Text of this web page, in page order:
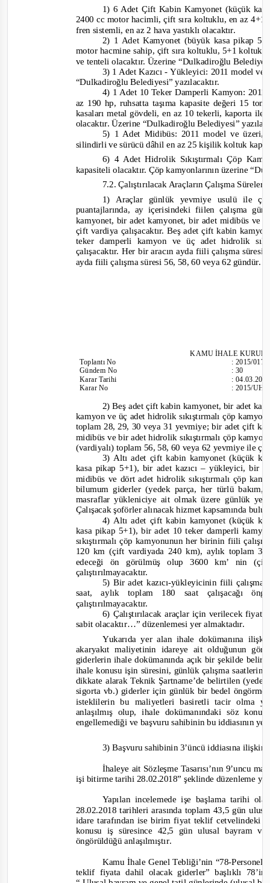
1) 6 Adet Çift Kabin Kamyonet (küçük
2400 cc motor hacimli, çift sıra koltuklu, en az
fren sistemli, en az 2 hava yastıklı olacaktır.
2) 1 Adet Kamyonet (büyük kasa pikap
motor hacmine sahip, çift sıra koltuklu, 5+1 koltuk
ve tenteli olacaktır. Üzerine “Dulkadiroğlu
3) 1 Adet Kazıcı-Yükleyici: 2011 model ve
“Dulkadiroğlu Belediyesi” yazılacaktır.
4) 1 Adet 10 Teker Damperli Kamyon: 2011
az 190 hp, ruhsatta taşıma kapasite değeri 15
kasaları metal gövdeli, en az 10 tekerli, kaporta ile
olacaktır. Üzerine “Dulkadiroğlu Belediyesi”
5) 1 Adet Midibüs: 2011 model ve
silindirli ve sürücü dâhil en az 25 kişilik koltuk
6) 4 AdetHidrolik Sıkıştırmalı Çöp
kapasiteli olacaktır. Çöp kamyonlarının üzerine
7.2. Çalıştırılacak Araçların Çalışma
1) Araçlar günlük yevmiye usulü ile
puantajlarında, ay içerisindeki fiilen çalışma
kamyonet, bir adet kamyonet, bir adet midibüs ve
çift vardiya çalışacaktır. Beş adet çift kabin
teker damperli kamyon ve üç adet hidrolik
çalışacaktır. Her bir aracın ayda fiili çalışma
ayda fiili çalışma süresi 56, 58, 60 veya 62 gündür.
KAMU İHALE
ToplantıNo
Gündem No
Karar Tarihi
Karar No
:2015/017
:30
:
:2015/
2)Beş adet çift kabin kamyonet, bir adet
kamyon ve üç adet hidrolik sıkıştırmalı çöp
toplam 28, 29, 30 veya 31 yevmiye; bir adet çift
midibüs ve bir adet hidrolik sıkıştırmalı çöp
(vardiyalı) toplam 56, 58, 60 veya 62 yevmiye ile
3) Altı adet çift kabin kamyonet (küçük
kasa pikap 5+1), bir adet kazıcı – yükleyici, bir
midibüs ve dört adet hidrolik sıkıştırmalı çöp
bilumum giderler (yedek parça, her türlü
masraflar yükleniciye ait olmak üzere günlük
Çalışacak şoförler alınacak hizmet kapsamında
4) Altı adet çift kabin kamyonet (küçük
kasa pikap 5+1), bir adet 10 teker damperli
sıkıştırmalı çöp kamyonunun her birinin fiili
120 km (çift vardiyada 240 km), aylık toplam
edeceği ön görülmüş olup 3600 km’ nin
çalıştırılmayacaktır.
5) Bir adet kazıcı-yükleyicinin fiili çalışma
saat, aylık toplam 180 saat çalışacağı
çalıştırılmayacaktır.
6) Çalıştırılacak araçlar için verilecek
sabit olacaktır…”düzenlemesi yer almaktadır.
Yukarıda yer alan ihale dokümanına
akaryakıt maliyetinin idareye ait olduğunun
giderlerin ihale dokümanında açık bir şekilde
ihale konusu işin süresini, günlük çalışma
dikkate alarak Teknik Şartname’de belirtilen
sigorta vb.) giderler için günlük bir bedel
isteklilerin bu maliyetleri basiretli tacir olma
anlaşılmış olup, ihale dokümanındaki söz
engellemediği ve başvuru sahibinin bu iddiasının
3) Başvuru sahibinin 3’üncü iddiasına
İhaleye ait Sözleşme Tasarısı’nın 9’uncu
işi bitirme tarihi 28.02.2018” şeklinde düzenleme
Yapılan incelemede işe başlama tarihi
28.02.2018 tarihleri arasında toplam 43,5 gün
idare tarafından ise birim fiyat teklif cetvelindeki
konusu iş süresince 42,5 gün ulusal bayram ve
öngörüldüğü anlaşılmıştır.
Kamu İhale Genel Tebliği’nin “78-Personel
teklif fiyata dahil olacak giderler” başlıklı